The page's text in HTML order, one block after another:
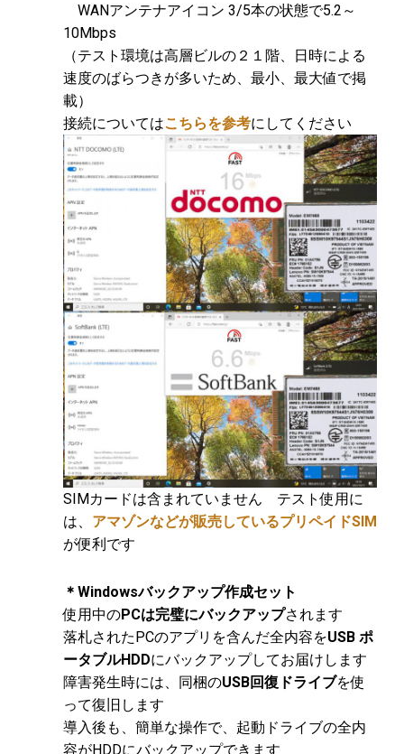
WANアンテナアイコン 3/5本の状態で5.2～
10Mbps
（テスト環境は高層ビルの２１階、日時による
速度のばらつきが多いため、最小、最大値で掲
載）
接続についてはこちらを参考にしてください
SIMカードは含まれていません テスト使用に
は、 アマゾンなどが販売しているプリペイドSIM
が便利です
＊Windowsバックアップ作成セット
使用中のPCは完璧にバックアップされます
落札されたPCのアプリを含んだ全内容をUSB ポ
ータブルHDDにバックアップしてお届けします
障害発生時には、同梱のUSB回復ドライブを使
って復旧します
導入後も、簡単な操作で、起動ドライブの全内
容がHDDにバックアップできます